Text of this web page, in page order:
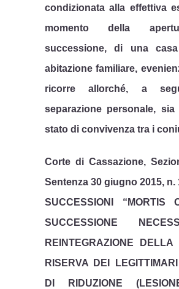
condizionata alla effettiva
momento della
successione, di una
abitazione familiare,
ricorre allorché, a
separazione personale,
stato di convivenza tra i
Corte di Cassazione,
Sentenza 30 giugno 2015, n.
SUCCESSIONI “MORTIS
SUCCESSIONE
REINTEGRAZIONE DELLA
RISERVA DEI
DI RIDUZIONE